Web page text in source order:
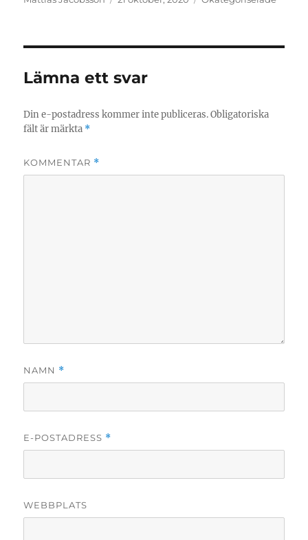
Lämna ett svar
Din e-postadress kommer inte publiceras. Obligatoriska
fält är märkta *
KOMMENTAR *
NAMN *
E-POSTADRESS *
WEBBPLATS